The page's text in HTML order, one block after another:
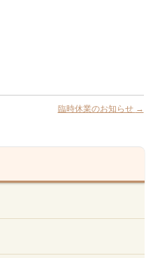
臨時休業のお知らせ →